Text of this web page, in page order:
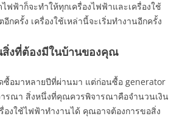
ฟฟ้าก็จะทำให้ทุกเครื่องไฟฟ้าและเครื่องใช้
ครั้ง เครื่องใช้เหล่านี้จะเริ่มทำงานอีกครั้ง
งที่ต้องมีในบ้านของคุณ
ซื้อมาหลายปีที่ผ่านมา แต่ก่อนซื้อ generator
รณา สิ่งหนึ่งที่คุณควรพิจารณาคือจำนวนเงิน
องใช้ไฟฟ้าทำงานได้ คุณอาจต้องการขอสิ่ง